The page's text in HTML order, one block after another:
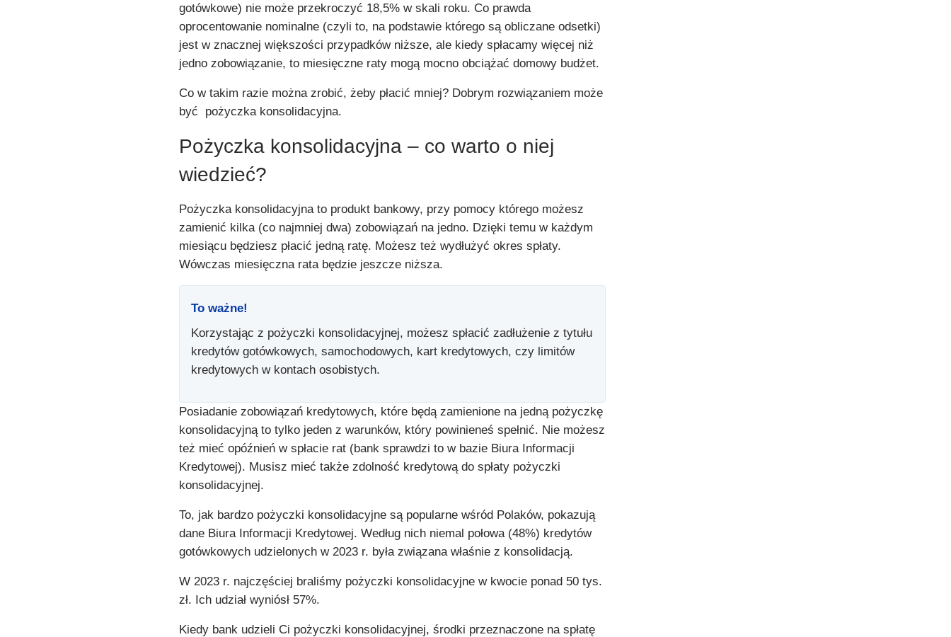
gotówkowe) nie może przekroczyć 18,5% w skali roku. Co prawda
oprocentowanie nominalne (czyli to, na podstawie którego są obliczane odsetki)
jest w znacznej większości przypadków niższe, ale kiedy spłacamy więcej niż
jedno zobowiązanie, to miesięczne raty mogą mocno obciążać domowy budżet.
Co w takim razie można zrobić, żeby płacić mniej? Dobrym rozwiązaniem może
być pożyczka konsolidacyjna.
Pożyczka konsolidacyjna – co warto o niej
wiedzieć?
Pożyczka konsolidacyjna to produkt bankowy, przy pomocy którego możesz
zamienić kilka (co najmniej dwa) zobowiązań na jedno. Dzięki temu w każdym
miesiącu będziesz płacić jedną ratę. Możesz też wydłużyć okres spłaty.
Wówczas miesięczna rata będzie jeszcze niższa.
To ważne!
Korzystając z pożyczki konsolidacyjnej, możesz spłacić zadłużenie z tytułu
kredytów gotówkowych, samochodowych, kart kredytowych, czy limitów
kredytowych w kontach osobistych.
Posiadanie zobowiązań kredytowych, które będą zamienione na jedną pożyczkę
konsolidacyjną to tylko jeden z warunków, który powinieneś spełnić. Nie możesz
też mieć opóźnień w spłacie rat (bank sprawdzi to w bazie Biura Informacji
Kredytowej). Musisz mieć także zdolność kredytową do spłaty pożyczki
konsolidacyjnej.
To, jak bardzo pożyczki konsolidacyjne są popularne wśród Polaków, pokazują
dane Biura Informacji Kredytowej. Według nich niemal połowa (48%) kredytów
gotówkowych udzielonych w 2023 r. była związana właśnie z konsolidacją.
W 2023 r. najczęściej braliśmy pożyczki konsolidacyjne w kwocie ponad 50 tys.
zł. Ich udział wyniósł 57%.
Kiedy bank udzieli Ci pożyczki konsolidacyjnej, środki przeznaczone na spłatę